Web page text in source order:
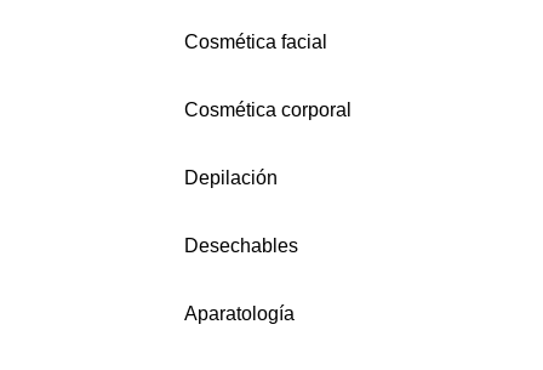
Cosmética facial
Cosmética corporal
Depilación
Desechables
Aparatología